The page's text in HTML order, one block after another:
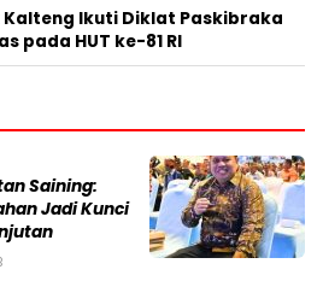
Ikuti Diklat Paskibraka
pada HUT ke-81 RI
Saining:
Jadi Kunci